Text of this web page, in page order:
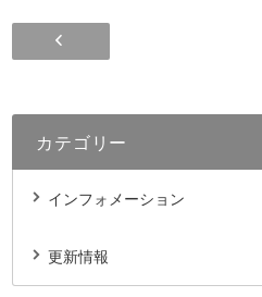
カテゴリー
インフォメーション
更新情報